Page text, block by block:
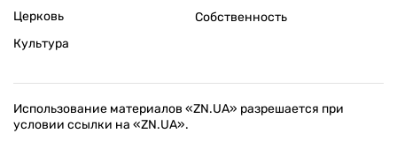
Церковь
Культура
Собственность
Использование материалов «ZN.UA» разрешается при
условии ссылки на «ZN.UA».